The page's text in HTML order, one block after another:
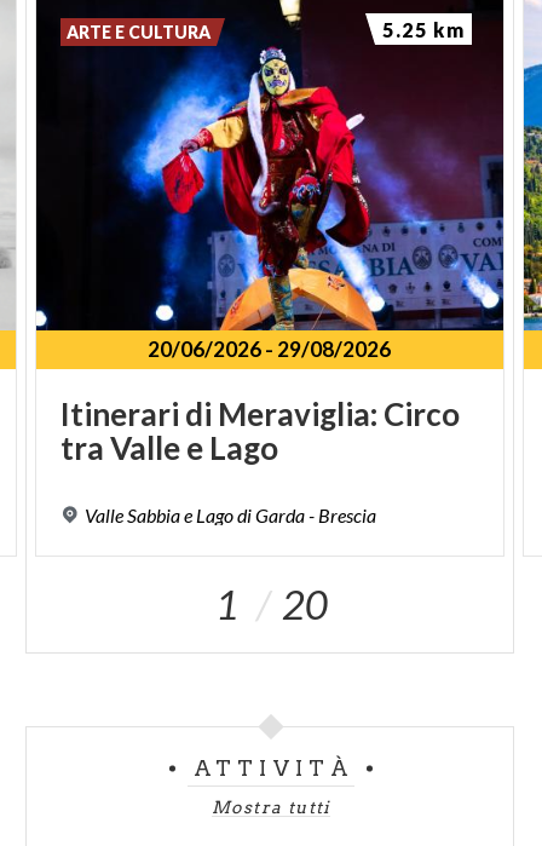
20/06/2026- 29/08/2026
Itinerari di Meraviglia: Circo
traVallee Lago
Valle Sabbiae LagodiGarda- Brescia
ARTE E CULTURA 5.25 km
1 20
ATTIVITÀ
Mostra tutti